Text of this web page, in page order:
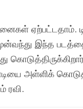
ஏற்பட்டதாம்.
இந்த
அள்ளிக்
ரவி.